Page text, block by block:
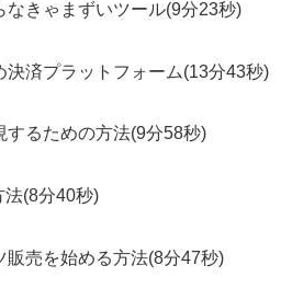
なきゃまずいツール(9分23秒)
決済プラットフォーム(13分43秒)
するための方法(9分58秒)
法(8分40秒)
販売を始める方法(8分47秒)